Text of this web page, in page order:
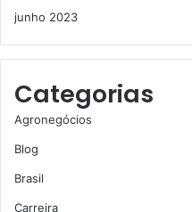
junho 2023
Categorias
Agronegócios
Blog
Brasil
Carreira